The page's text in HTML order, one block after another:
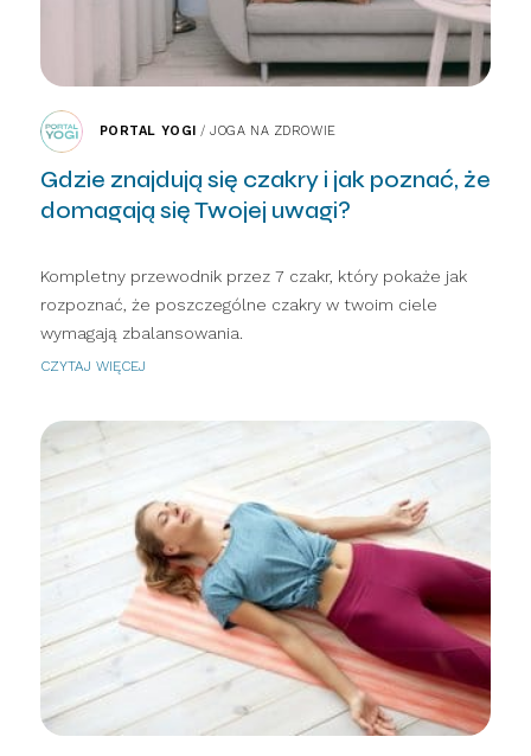
PORTAL YOGI /JOGA NA ZDROWIE
Gdzie znajdują się czakry i jak poznać, że
domagają się Twojej uwagi?
Kompletny przewodnik przez 7 czakr, który pokaże jak
rozpoznać, że poszczególne czakry w twoim ciele
wymagają zbalansowania.
CZYTAJ WIĘCEJ